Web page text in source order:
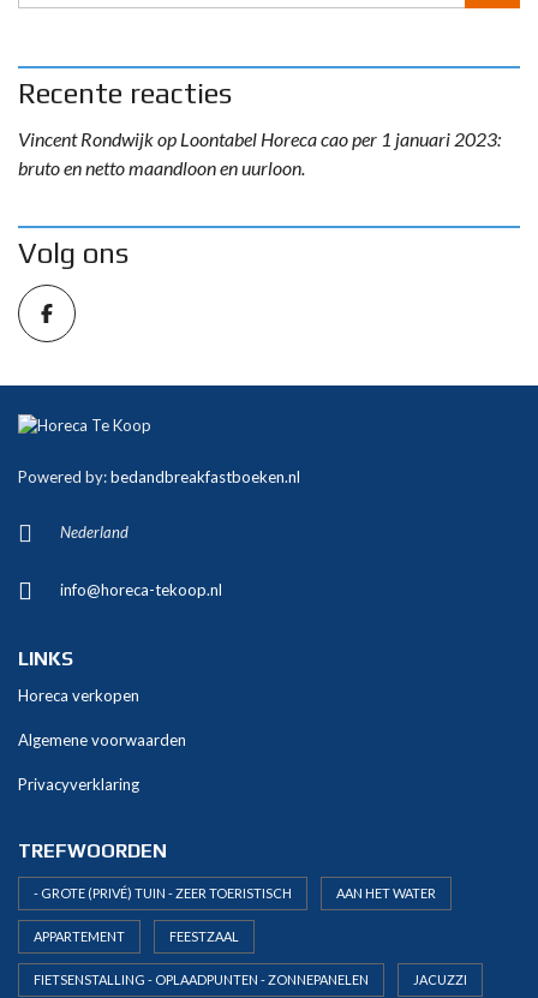
Recente reacties
Vincent Rondwijkop Loontabel Horeca cao per 1 januari 2023:
bruto en netto maandloon en uurloon.
Volg ons
Powered by:bedandbreakfastboeken.nl
Nederland
info@horeca-tekoop.nl
LINKS
Horeca verkopen
Algemene voorwaarden
Privacyverklaring
TREFWOORDEN
- GROTE (PRIVÉ) TUIN - ZEER TOERISTISCH AAN HET WATER
APPARTEMENT FEESTZAAL
FIETSENSTALLING - OPLAADPUNTEN - ZONNEPANELEN JACUZZI